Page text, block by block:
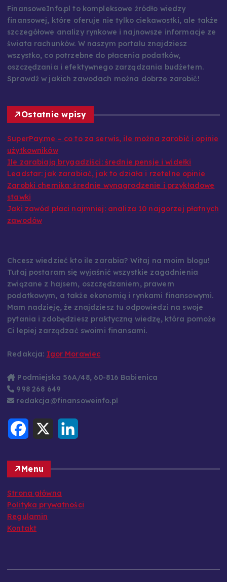
FinansoweInfo.pl to kompleksowe źródło wiedzy
finansowej, które oferuje nie tylko ciekawostki, ale także
szczegółowe analizy rynkowe i najnowsze informacje ze
świata rachunków. W naszym portalu znajdziesz
wszystko, co potrzebne do płacenia podatków,
oszczędzania i efektywnego zarządzania budżetem.
Sprawdź w jakich zawodach można dobrze zarobić!
Ostatnie wpisy
SuperPay.me – co to za serwis, ile można zarobić i opinie
użytkowników
Ile zarabiają brygadziści: średnie pensje i widełki
Leadstar: jak zarabiać, jak to działa i rzetelne opinie
Zarobki chemika: średnie wynagrodzenie i przykładowe
stawki
Jaki zawód płaci najmniej: analiza 10 najgorzej płatnych
zawodów
Chcesz wiedzieć kto ile zarabia? Witaj na moim blogu!
Tutaj postaram się wyjaśnić wszystkie zagadnienia
związane z hajsem, oszczędzaniem, prawem
podatkowym, a także ekonomią i rynkami finansowymi.
Mam nadzieję, że znajdziesz tu odpowiedzi na swoje
pytania i zdobędziesz praktyczną wiedzę, która pomoże
Ci lepiej zarządzać swoimi finansami.
Redakcja: Igor Morawiec
Podmiejska 56A/48, 60-816 Babienica
998 268 649
redakcja@finansoweinfo.pl
o
o
k
X
I
Menu
Strona główna
Polityka prywatności
Regulamin
Kontakt